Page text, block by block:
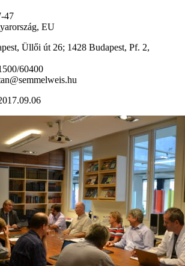
47
EU
Üllői út 26; 1428 Budapest, Pf. 2,
60400